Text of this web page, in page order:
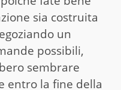
sia costruita
un
possibili,
sembrare
entro la fine della